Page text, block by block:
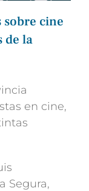
cine
de la
en cine,
Segura,